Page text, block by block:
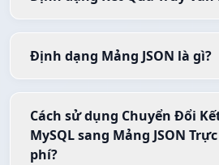
Định dạng Mảng JSON là gì?
Cách sử dụng Chuyển Đổi
MySQL sang Mảng JSON
phí?